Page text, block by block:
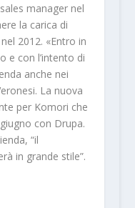
manager nel
la carica di
2012. «Entro in
e con l’intento di
anche nei
La nuova
per Komori che
con Drupa.
“il
in grande stile”.